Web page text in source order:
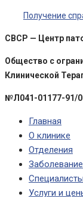
Получение
CBCP — Центр
Общество с
Клинической
№Л041-01177-91/
Главная
О клинике
Отделения
Заболевание
Специалисты
Услуги и